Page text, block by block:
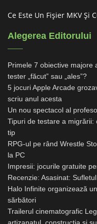
Ce Este Un Fișier MKV Și
Alegerea Editorului
Primele 7 obiective majore
tester „făcut” sau „ales”?
5 jocuri Apple Arcade
scriu anul acesta
Un nou spectacol al
Tipuri de testare a
tip
RPG-ul pe rând Wrestle
la PC
Impresii: jocurile gratuite
Recenzie: Asasinat:
Halo Infinite organizează
sărbători
Trailerul cinematografic
artizanatul, construcția și